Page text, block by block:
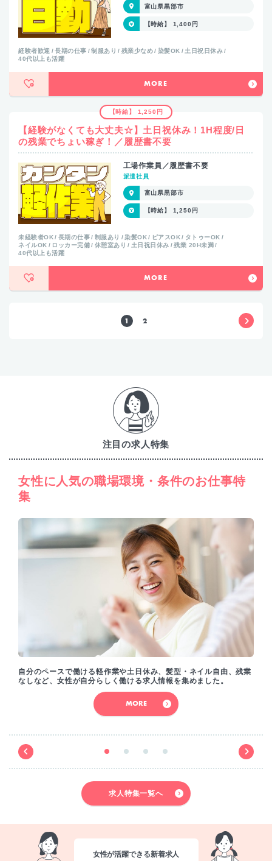
富山県黒部市
【時給】 1,400円
経験者歓迎 長期の仕事 制服あり 残業少なめ 染髪OK
土日祝日休み
40代以上も活躍
MORE
【時給】 1,250円
【経験がなくても大丈夫☆】土日祝休み！1H程度/日
の残業でちょい稼ぎ！／履歴書不要
工場作業員／履歴書不要
派遣社員
富山県黒部市
【時給】 1,250円
未経験者OK 長期の仕事 制服あり 染髪OK ピアスOK
タトゥーOK
ネイルOK
ロッカー完備 休憩室あり 土日祝日休み
残業 20H未満
40代以上も活躍
MORE
1 2
注目の求人特集
女性に人気の職場環境・条件のお仕事特
集
自分のペースで働ける軽作業や土日休み、髪型・ネイル自由、残業
なしなど、女性が自分らしく働ける求人情報を集めました。
MORE
求人特集一覧へ
女性が活躍できる新着求人